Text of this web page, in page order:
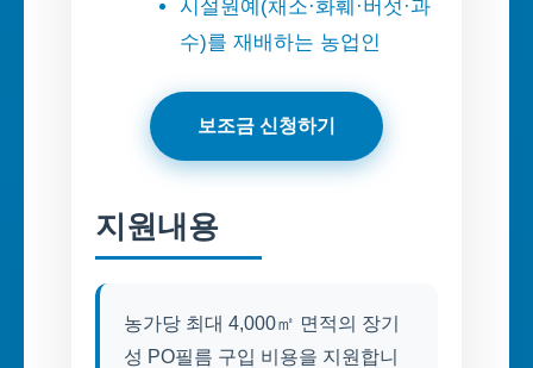
시설원예(채소·화훼·버섯·과
수)를 재배하는 농업인
보조금 신청하기
지원내용
농가당 최대 4,000㎡ 면적의 장기
성 PO필름 구입 비용을 지원합니